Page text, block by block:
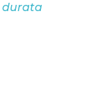
durata